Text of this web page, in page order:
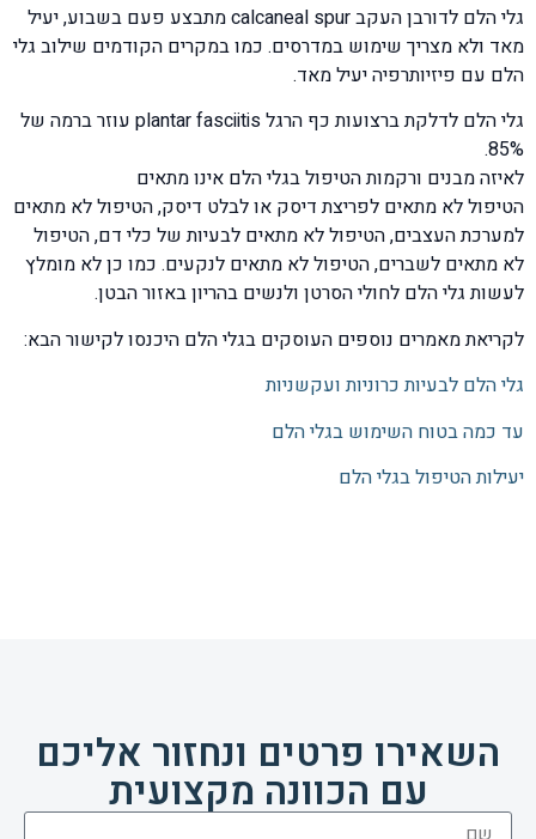
גלי הלם לדורבן העקב calcaneal spur מתבצע פעם בשבוע, יעיל
מאד ולא מצריך שימוש במדרסים. כמו במקרים הקודמים שילוב גלי
הלם עם פיזיותרפיה יעיל מאד.
גלי הלם לדלקת ברצועות כף הרגל plantar fasciitis עוזר ברמה של
85%.
לאיזה מבנים ורקמות הטיפול בגלי הלם אינו מתאים
הטיפול לא מתאים לפריצת דיסק או לבלט דיסק, הטיפול לא מתאים
למערכת העצבים, הטיפול לא מתאים לבעיות של כלי דם, הטיפול
לא מתאים לשברים, הטיפול לא מתאים לנקעים. כמו כן לא מומלץ
לעשות גלי הלם לחולי הסרטן ולנשים בהריון באזור הבטן.
לקריאת מאמרים נוספים העוסקים בגלי הלם היכנסו לקישור הבא:
גלי הלם לבעיות כרוניות ועקשניות
עד כמה בטוח השימוש בגלי הלם
יעילות הטיפול בגלי הלם
השאירו פרטים ונחזור אליכם
עם הכוונה מקצועית